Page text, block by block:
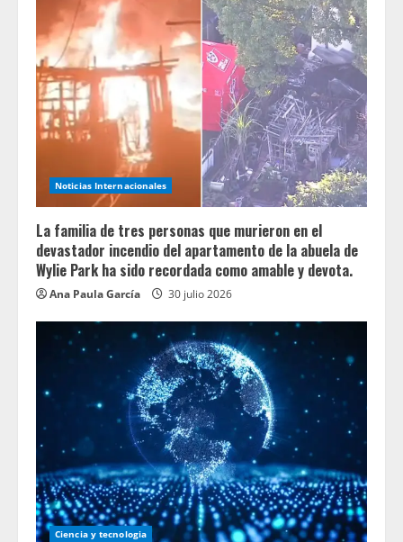
Noticias Internacionales
La familia de tres personas que murieron en el
devastador incendio del apartamento de la abuela de
Wylie Park ha sido recordada como amable y devota.
Ana Paula García 30 julio 2026
Ciencia y tecnologia